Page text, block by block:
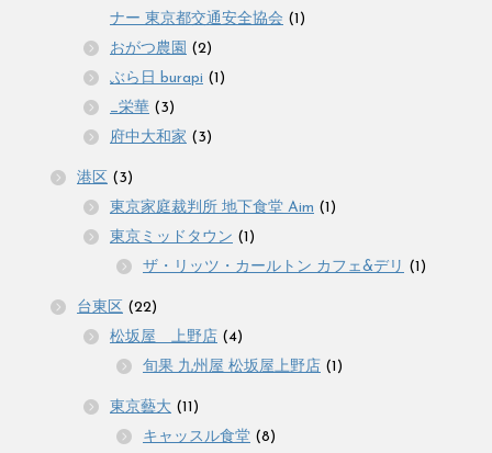
ナー 東京都交通安全協会 (1)
おがつ農園 (2)
ぶら日 burapi (1)
_栄華 (3)
府中大和家 (3)
港区 (3)
東京家庭裁判所 地下食堂 Aim (1)
東京ミッドタウン (1)
ザ・リッツ・カールトン カフェ&デリ (1)
台東区 (22)
松坂屋 上野店 (4)
旬果 九州屋 松坂屋上野店 (1)
東京藝大 (11)
キャッスル食堂 (8)